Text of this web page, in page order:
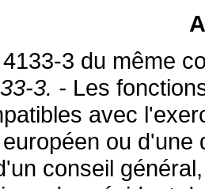
3 du même
3. - Les
avec
ou
conseil